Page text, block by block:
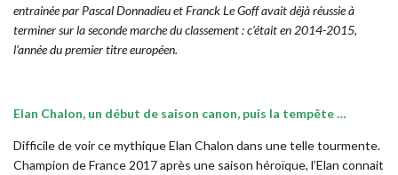
entrainée par Pascal Donnadieu et Franck Le Goff avait déjà réussie à
terminer sur la seconde marche du classement : c’était en 2014-2015,
l’année du premier titre européen.
Elan Chalon, un début de saison canon, puis la tempête …
Difficile de voir ce mythique Elan Chalon dans une telle tourmente.
Champion de France 2017 après une saison héroïque, l’Elan connait